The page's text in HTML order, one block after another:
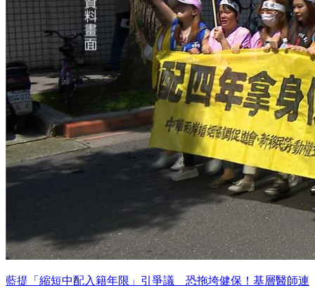
藍提「縮短中配入籍年限」引爭議 恐拖垮健保！基層醫師連